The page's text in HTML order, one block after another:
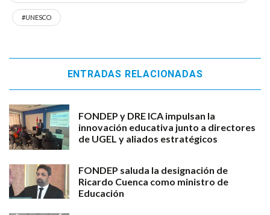
#UNESCO
ENTRADAS RELACIONADAS
FONDEP y DRE ICA impulsan la
innovación educativa junto a directores
de UGEL y aliados estratégicos
FONDEP saluda la designación de
Ricardo Cuenca como ministro de
Educación